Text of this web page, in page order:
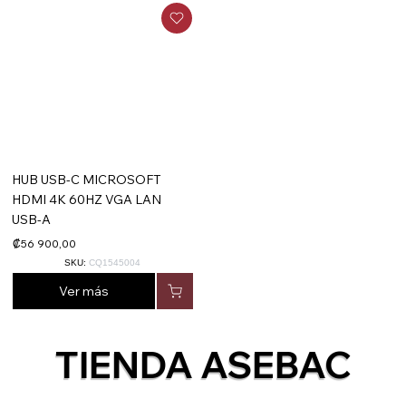
HUB USB-C MICROSOFT
HDMI 4K 60HZ VGA LAN
USB-A
₡56 900,00
Ver más
SKU:CQ1545004
TIENDA ASEBAC